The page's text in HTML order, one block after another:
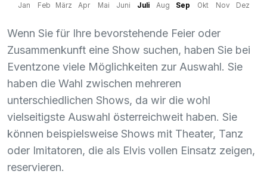
Jan Feb März Apr Mai Juni Juli Aug Sep Okt Nov Dez
Wenn Sie für Ihre bevorstehende Feier oder
Zusammenkunft eine Show suchen, haben Sie bei
Eventzone viele Möglichkeiten zur Auswahl. Sie
haben die Wahl zwischen mehreren
unterschiedlichen Shows, da wir die wohl
vielseitigste Auswahl österreichweit haben. Sie
können beispielsweise Shows mit Theater, Tanz
oder Imitatoren, die als Elvis vollen Einsatz zeigen,
reservieren.